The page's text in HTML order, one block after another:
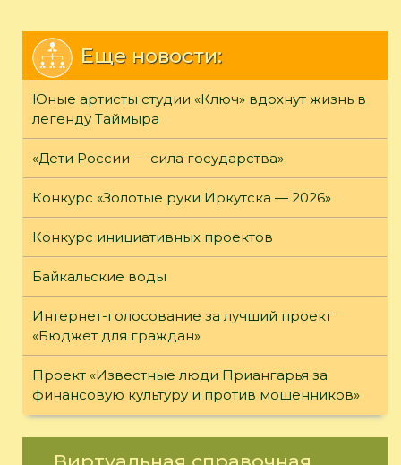
Еще новости:
Юные артисты студии «Ключ» вдохнут жизнь в
легенду Таймыра
«Дети России — сила государства»
Конкурс «Золотые руки Иркутска — 2026»
Конкурс инициативных проектов
Байкальские воды
Интернет-голосование за лучший проект
«Бюджет для граждан»
Проект «Известные люди Приангарья за
финансовую культуру и против мошенников»